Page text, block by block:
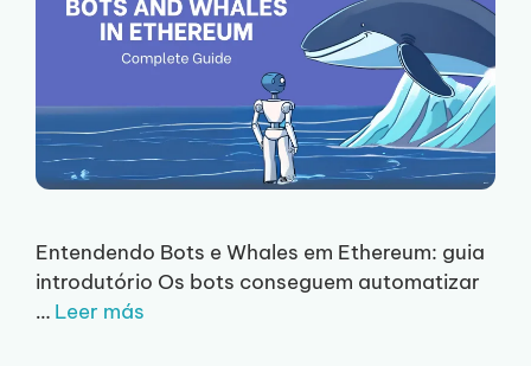
Entendendo Bots e Whales em Ethereum: guia
introdutório Os bots conseguem automatizar
… Leer más